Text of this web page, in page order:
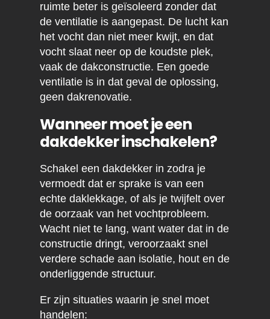
ruimte beter is geïsoleerd zonder dat
de ventilatie is aangepast. De lucht kan
het vocht dan niet meer kwijt, en dat
vocht slaat neer op de koudste plek,
vaak de dakconstructie. Een goede
ventilatie is in dat geval de oplossing,
geen dakrenovatie.
Wanneer moet je een
dakdekker inschakelen?
Schakel een dakdekker in zodra je
vermoedt dat er sprake is van een
echte daklekkage, of als je twijfelt over
de oorzaak van het vochtprobleem.
Wacht niet te lang, want water dat in de
constructie dringt, veroorzaakt snel
verdere schade aan isolatie, hout en de
onderliggende structuur.
Er zijn situaties waarin je snel moet
handelen: